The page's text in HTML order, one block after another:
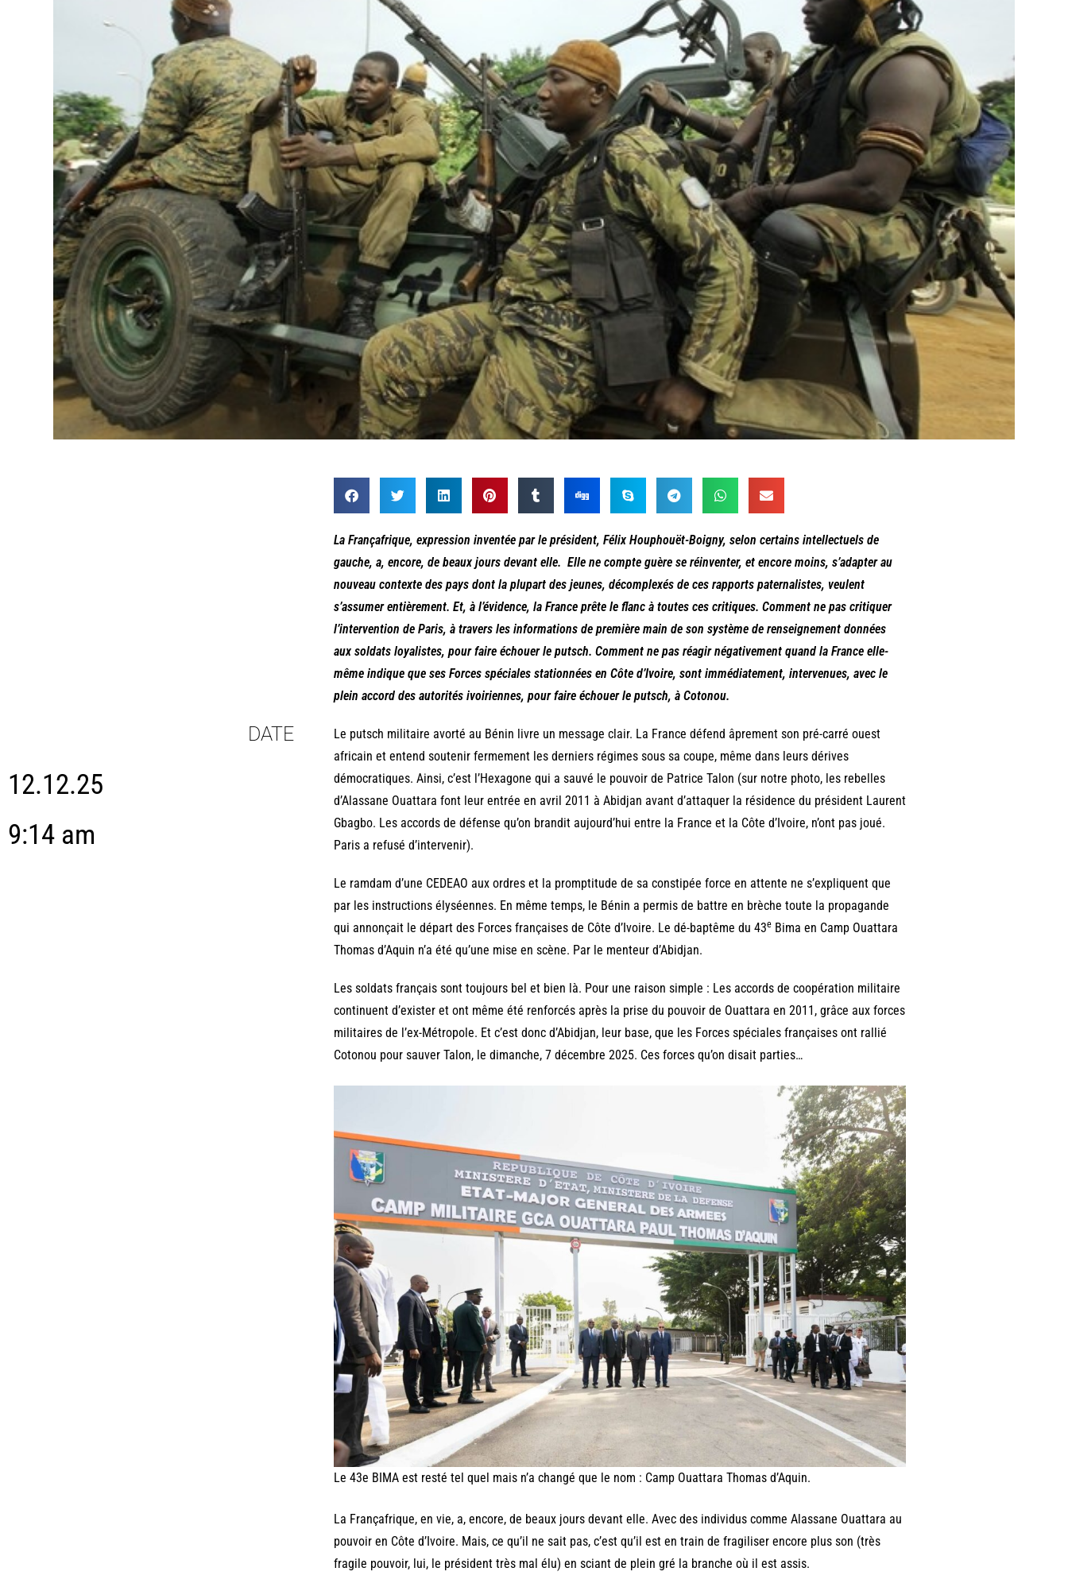
DATE
12.12.25
9:14 am
La Françafrique, expression inventée par le président, Félix Houphouët-Boigny, selon certains intellectuels de
gauche, a, encore, de beaux jours devant elle. Elle ne compte guère se réinventer, et encore moins, s’adapter au
nouveau contexte des pays dont la plupart des jeunes, décomplexés de ces rapports paternalistes, veulent
s’assumer entièrement. Et, à l’évidence, la France prête le flanc à toutes ces critiques. Comment ne pas critiquer
l’intervention de Paris, à travers les informations de première main de son système de renseignement données
aux soldats loyalistes, pour faire échouer le putsch. Comment ne pas réagir négativement quand la France elle-
même indique que ses Forces spéciales stationnées en Côte d’Ivoire, sont immédiatement, intervenues, avec le
plein accord des autorités ivoiriennes, pour faire échouer le putsch, à Cotonou.
Le putsch militaire avorté au Bénin livre un message clair. La France défend âprement son pré-carré ouest
africain et entend soutenir fermement les derniers régimes sous sa coupe, même dans leurs dérives
démocratiques. Ainsi, c’est l’Hexagone qui a sauvé le pouvoir de Patrice Talon (sur notre photo, les rebelles
d’Alassane Ouattara font leur entrée en avril 2011 à Abidjan avant d’attaquer la résidence du président Laurent
Gbagbo. Les accords de défense qu’on brandit aujourd’hui entre la France et la Côte d’Ivoire, n’ont pas joué.
Paris a refusé d’intervenir).
Le ramdam d’une CEDEAO aux ordres et la promptitude de sa constipée force en attente ne s’expliquent que
par les instructions élyséennes. En même temps, le Bénin a permis de battre en brèche toute la propagande
qui annonçait le départ des Forces françaises de Côte d’Ivoire. Le dé-baptême du 43eBima en Camp Ouattara
Thomas d’Aquin n’a été qu’une mise en scène. Par le menteur d’Abidjan.
Les soldats français sont toujours bel et bien là. Pour une raison simple : Les accords de coopération militaire
continuent d’exister et ont même été renforcés après la prise du pouvoir de Ouattara en 2011, grâce aux forces
militaires de l’ex-Métropole. Et c’est donc d’Abidjan, leur base, que les Forces spéciales françaises ont rallié
Cotonou pour sauver Talon, le dimanche, 7 décembre 2025. Ces forces qu’on disait parties…
Le 43e BIMA est resté tel quel mais n’a changé que le nom : Camp Ouattara Thomas d’Aquin.
La Françafrique, en vie, a, encore, de beaux jours devant elle. Avec des individus comme Alassane Ouattara au
pouvoir en Côte d’Ivoire. Mais, ce qu’il ne sait pas, c’est qu’il est en train de fragiliser encore plus son (très
fragile pouvoir, lui, le président très mal élu) en sciant de plein gré la branche où il est assis.